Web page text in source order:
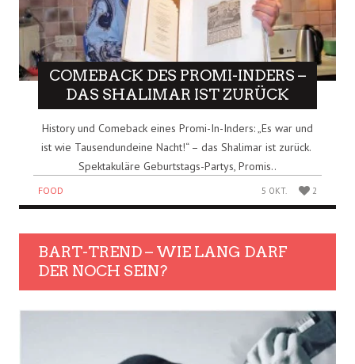
COMEBACK DES PROMI-INDERS –
DAS SHALIMAR IST ZURÜCK
History und Comeback eines Promi-In-Inders: „Es war und
ist wie Tausendundeine Nacht!“ – das Shalimar ist zurück.
Spektakuläre Geburtstags-Partys, Promis..
FOOD 5 OKT. 2
BART-TREND – WIE LANG DARF
DER NOCH SEIN?